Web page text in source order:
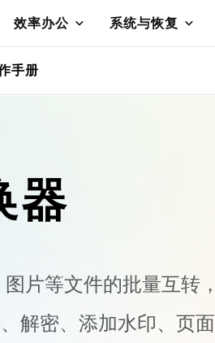
效率办公 系统与恢复
手册
器
片等文件的批量互转，
解密、添加水印、页面